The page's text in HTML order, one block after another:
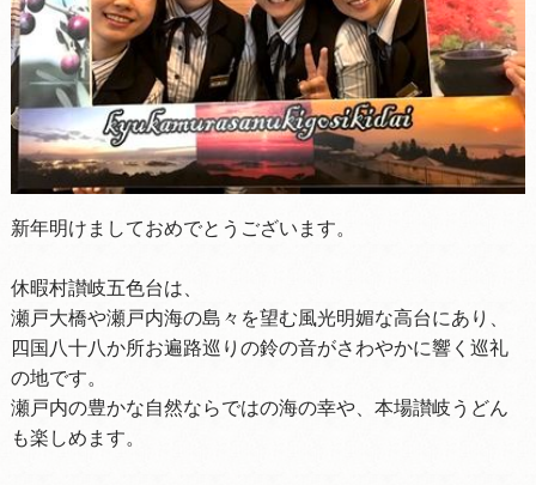
新年明けましておめでとうございます。
休暇村讃岐五色台は、
瀬戸大橋や瀬戸内海の島々を望む風光明媚な高台にあり、
四国八十八か所お遍路巡りの鈴の音がさわやかに響く巡礼
の地です。
瀬戸内の豊かな自然ならではの海の幸や、本場讃岐うどん
も楽しめます。